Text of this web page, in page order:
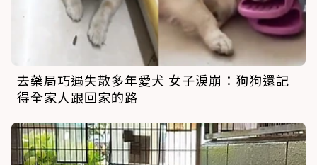
去藥局巧遇失散多年愛犬 女子淚崩：狗狗還記
得全家人跟回家的路